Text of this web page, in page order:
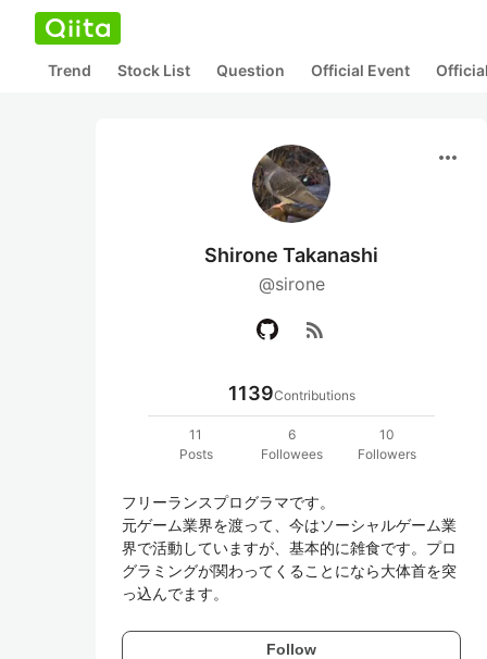
Trend Stock List Question Official Event
more_horiz
Shirone Takanashi
@sirone
rss_feed
1139Contributions
11
Posts
6
Followees
10
Followers
フリーランスプログラマです。
元ゲーム業界を渡って、今はソーシャルゲーム業
界で活動していますが、基本的に雑食です。プロ
グラミングが関わってくることになら大体首を突
っ込んでます。
Follow